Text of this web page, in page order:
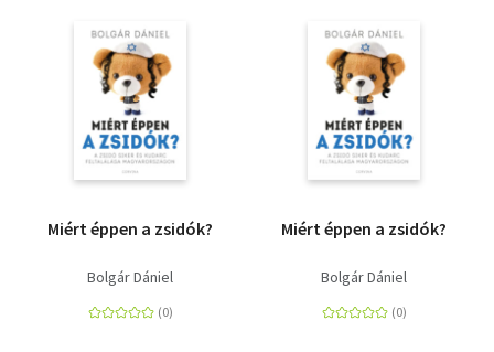
Természettudomány
Történelem
Miért éppen a zsidók?
Bolgár Dániel
Miért éppen a zsidók?
Bolgár Dániel